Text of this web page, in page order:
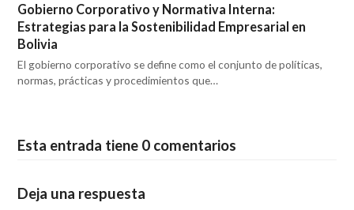
Gobierno Corporativo y Normativa Interna:
Estrategias para la Sostenibilidad Empresarial en
Bolivia
El gobierno corporativo se define como el conjunto de políticas,
normas, prácticas y procedimientos que…
Esta entrada tiene 0 comentarios
Deja una respuesta